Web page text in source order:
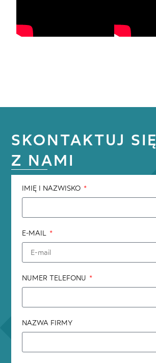
SKONTAKTUJ SIĘ
Z NAMI
IMIĘ I NAZWISKO
E-MAIL
NUMER TELEFONU
NAZWA FIRMY